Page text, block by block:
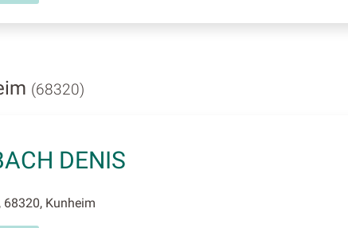
(68320)
DENIS
68320, Kunheim